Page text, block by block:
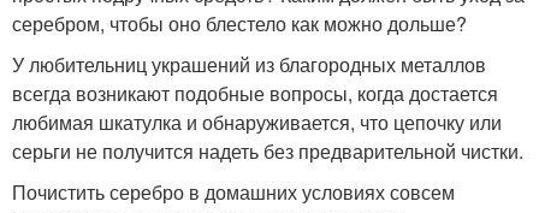
серебром, чтобы оно блестело как можно дольше?
У любительниц украшений из благородных металлов
всегда возникают подобные вопросы, когда достается
любимая шкатулка и обнаруживается, что цепочку или
серьги не получится надеть без предварительной чистки.
Почистить серебро в домашних условиях совсем